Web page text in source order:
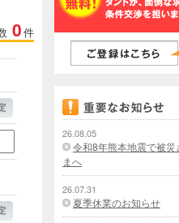
0件
26.08.05
令和8年熊本地震で被災
まへ
26.07.31
夏季休業のお知らせ